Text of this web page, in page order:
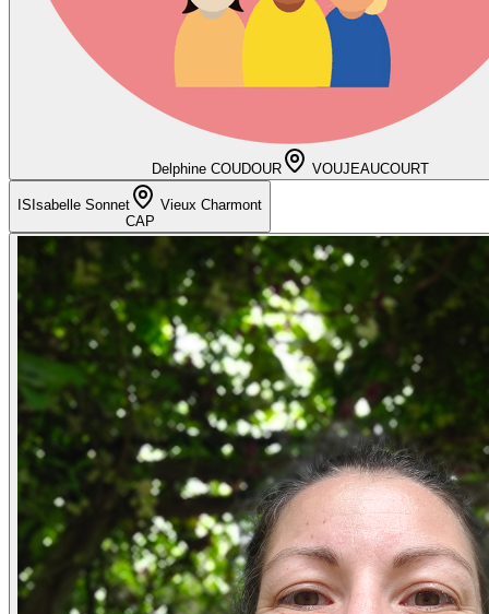
Delphine COUDOUR VOUJEAUCOURT
IS Isabelle Sonnet
Vieux Charmont
CAP